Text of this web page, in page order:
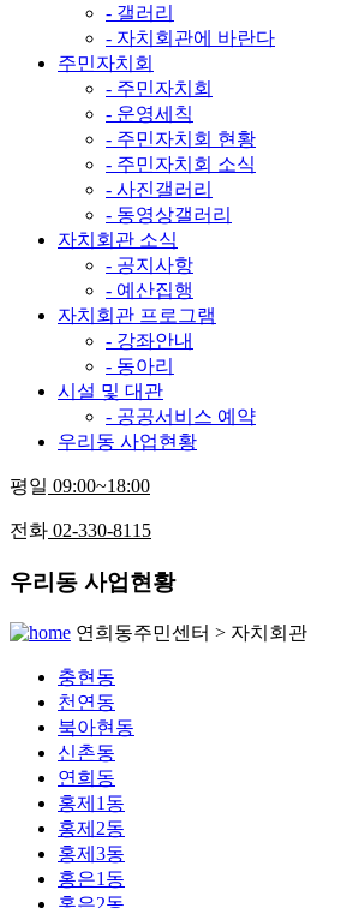
- 갤러리
- 자치회관에 바란다
주민자치회
- 주민자치회
- 운영세칙
- 주민자치회 현황
- 주민자치회 소식
- 사진갤러리
- 동영상갤러리
자치회관 소식
- 공지사항
- 예산집행
자치회관 프로그램
- 강좌안내
- 동아리
시설 및 대관
- 공공서비스 예약
우리동 사업현황
평일 09:00~18:00
전화 02-330-8115
우리동 사업현황
연희동주민센터 > 자치회관
충현동
천연동
북아현동
신촌동
연희동
홍제1동
홍제2동
홍제3동
홍은1동
홍은2동